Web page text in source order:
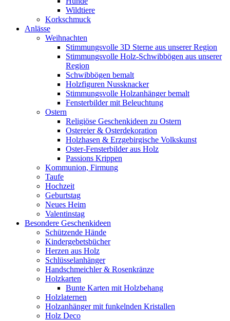
Wildtiere
Korkschmuck
Anlässe
Weihnachten
Stimmungsvolle 3D Sterne aus unserer Region
Stimmungsvolle Holz-Schwibbögen aus unserer
Region
Schwibbögen bemalt
Holzfiguren Nussknacker
Stimmungsvolle Holzanhänger bemalt
Fensterbilder mit Beleuchtung
Ostern
Religiöse Geschenkideen zu Ostern
Ostereier & Osterdekoration
Holzhasen & Erzgebirgische Volkskunst
Oster-Fensterbilder aus Holz
Passions Krippen
Kommunion, Firmung
Taufe
Hochzeit
Geburtstag
Neues Heim
Valentinstag
Besondere Geschenkideen
Schützende Hände
Kindergebetsbücher
Herzen aus Holz
Schlüsselanhänger
Handschmeichler & Rosenkränze
Holzkarten
Bunte Karten mit Holzbehang
Holzlaternen
Holzanhänger mit funkelnden Kristallen
Holz Deco